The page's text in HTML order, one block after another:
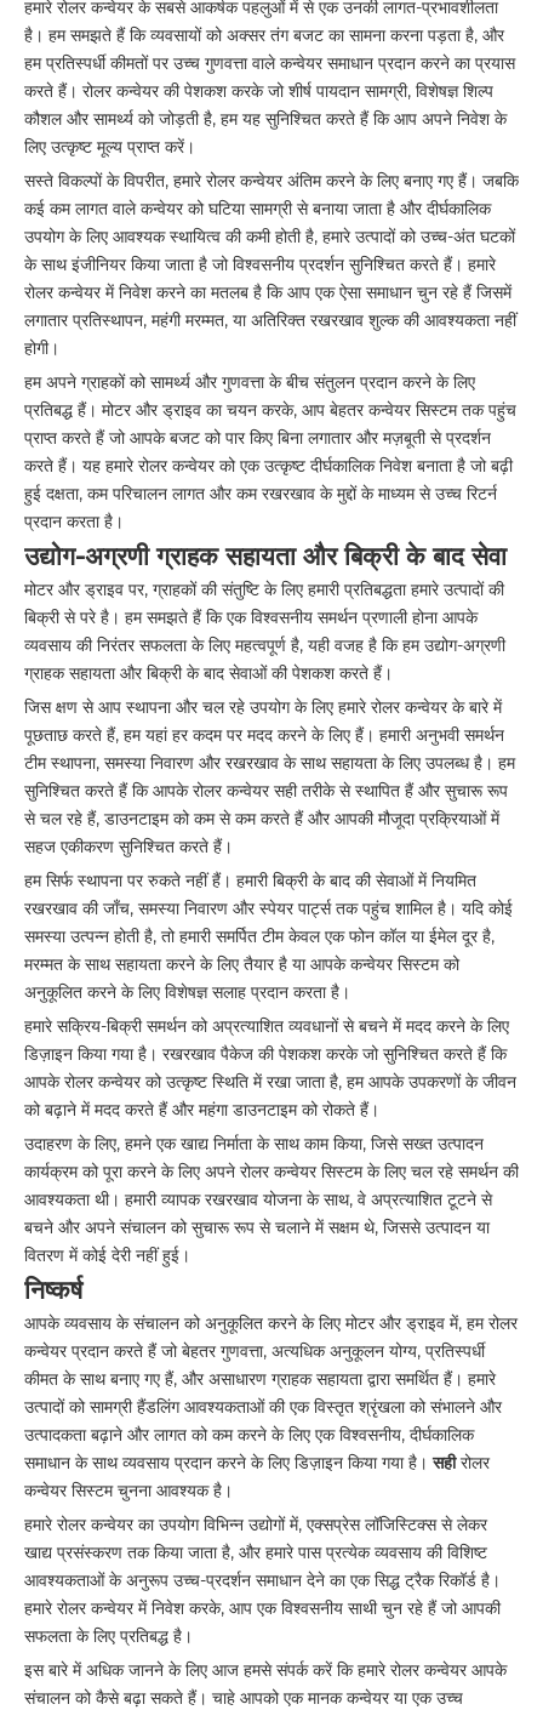
हमारे रोलर कन्वेयर के सबसे आकर्षक पहलुओं में से एक उनकी लागत-प्रभावशीलता
है। हम समझते हैं कि व्यवसायों को अक्सर तंग बजट का सामना करना पड़ता है, और
हम प्रतिस्पर्धी कीमतों पर उच्च गुणवत्ता वाले कन्वेयर समाधान प्रदान करने का प्रयास
करते हैं। रोलर कन्वेयर की पेशकश करके जो शीर्ष पायदान सामग्री, विशेषज्ञ शिल्प
कौशल और सामर्थ्य को जोड़ती है, हम यह सुनिश्चित करते हैं कि आप अपने निवेश के
लिए उत्कृष्ट मूल्य प्राप्त करें।
सस्ते विकल्पों के विपरीत, हमारे रोलर कन्वेयर अंतिम करने के लिए बनाए गए हैं। जबकि
कई कम लागत वाले कन्वेयर को घटिया सामग्री से बनाया जाता है और दीर्घकालिक
उपयोग के लिए आवश्यक स्थायित्व की कमी होती है, हमारे उत्पादों को उच्च-अंत घटकों
के साथ इंजीनियर किया जाता है जो विश्वसनीय प्रदर्शन सुनिश्चित करते हैं। हमारे
रोलर कन्वेयर में निवेश करने का मतलब है कि आप एक ऐसा समाधान चुन रहे हैं जिसमें
लगातार प्रतिस्थापन, महंगी मरम्मत, या अतिरिक्त रखरखाव शुल्क की आवश्यकता नहीं
होगी।
हम अपने ग्राहकों को सामर्थ्य और गुणवत्ता के बीच संतुलन प्रदान करने के लिए
प्रतिबद्ध हैं। मोटर और ड्राइव का चयन करके, आप बेहतर कन्वेयर सिस्टम तक पहुंच
प्राप्त करते हैं जो आपके बजट को पार किए बिना लगातार और मज़बूती से प्रदर्शन
करते हैं। यह हमारे रोलर कन्वेयर को एक उत्कृष्ट दीर्घकालिक निवेश बनाता है जो बढ़ी
हुई दक्षता, कम परिचालन लागत और कम रखरखाव के मुद्दों के माध्यम से उच्च रिटर्न
प्रदान करता है।
उद्योग-अग्रणी ग्राहक सहायता और बिक्री के बाद सेवा
मोटर और ड्राइव पर, ग्राहकों की संतुष्टि के लिए हमारी प्रतिबद्धता हमारे उत्पादों की
बिक्री से परे है। हम समझते हैं कि एक विश्वसनीय समर्थन प्रणाली होना आपके
व्यवसाय की निरंतर सफलता के लिए महत्वपूर्ण है, यही वजह है कि हम उद्योग-अग्रणी
ग्राहक सहायता और बिक्री के बाद सेवाओं की पेशकश करते हैं।
जिस क्षण से आप स्थापना और चल रहे उपयोग के लिए हमारे रोलर कन्वेयर के बारे में
पूछताछ करते हैं, हम यहां हर कदम पर मदद करने के लिए हैं। हमारी अनुभवी समर्थन
टीम स्थापना, समस्या निवारण और रखरखाव के साथ सहायता के लिए उपलब्ध है। हम
सुनिश्चित करते हैं कि आपके रोलर कन्वेयर सही तरीके से स्थापित हैं और सुचारू रूप
से चल रहे हैं, डाउनटाइम को कम से कम करते हैं और आपकी मौजूदा प्रक्रियाओं में
सहज एकीकरण सुनिश्चित करते हैं।
हम सिर्फ स्थापना पर रुकते नहीं हैं। हमारी बिक्री के बाद की सेवाओं में नियमित
रखरखाव की जाँच, समस्या निवारण और स्पेयर पार्ट्स तक पहुंच शामिल है। यदि कोई
समस्या उत्पन्न होती है, तो हमारी समर्पित टीम केवल एक फोन कॉल या ईमेल दूर है,
मरम्मत के साथ सहायता करने के लिए तैयार है या आपके कन्वेयर सिस्टम को
अनुकूलित करने के लिए विशेषज्ञ सलाह प्रदान करता है।
हमारे सक्रिय-बिक्री समर्थन को अप्रत्याशित व्यवधानों से बचने में मदद करने के लिए
डिज़ाइन किया गया है। रखरखाव पैकेज की पेशकश करके जो सुनिश्चित करते हैं कि
आपके रोलर कन्वेयर को उत्कृष्ट स्थिति में रखा जाता है, हम आपके उपकरणों के जीवन
को बढ़ाने में मदद करते हैं और महंगा डाउनटाइम को रोकते हैं।
उदाहरण के लिए, हमने एक खाद्य निर्माता के साथ काम किया, जिसे सख्त उत्पादन
कार्यक्रम को पूरा करने के लिए अपने रोलर कन्वेयर सिस्टम के लिए चल रहे समर्थन की
आवश्यकता थी। हमारी व्यापक रखरखाव योजना के साथ, वे अप्रत्याशित टूटने से
बचने और अपने संचालन को सुचारू रूप से चलाने में सक्षम थे, जिससे उत्पादन या
वितरण में कोई देरी नहीं हुई।
निष्कर्ष
आपके व्यवसाय के संचालन को अनुकूलित करने के लिए मोटर और ड्राइव में, हम रोलर
कन्वेयर प्रदान करते हैं जो बेहतर गुणवत्ता, अत्यधिक अनुकूलन योग्य, प्रतिस्पर्धी
कीमत के साथ बनाए गए हैं, और असाधारण ग्राहक सहायता द्वारा समर्थित हैं। हमारे
उत्पादों को सामग्री हैंडलिंग आवश्यकताओं की एक विस्तृत श्रृंखला को संभालने और
उत्पादकता बढ़ाने और लागत को कम करने के लिए एक विश्वसनीय, दीर्घकालिक
समाधान के साथ व्यवसाय प्रदान करने के लिए डिज़ाइन किया गया है।सहीरोलर
कन्वेयर सिस्टम चुनना आवश्यक है।
हमारे रोलर कन्वेयर का उपयोग विभिन्न उद्योगों में, एक्सप्रेस लॉजिस्टिक्स से लेकर
खाद्य प्रसंस्करण तक किया जाता है, और हमारे पास प्रत्येक व्यवसाय की विशिष्ट
आवश्यकताओं के अनुरूप उच्च-प्रदर्शन समाधान देने का एक सिद्ध ट्रैक रिकॉर्ड है।
हमारे रोलर कन्वेयर में निवेश करके, आप एक विश्वसनीय साथी चुन रहे हैं जो आपकी
सफलता के लिए प्रतिबद्ध है।
इस बारे में अधिक जानने के लिए आज हमसे संपर्क करें कि हमारे रोलर कन्वेयर आपके
संचालन को कैसे बढ़ा सकते हैं। चाहे आपको एक मानक कन्वेयर या एक उच्च